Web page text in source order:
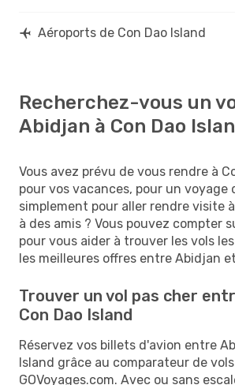
Aéroports de Con Dao Island
Recherchez-vous un
Abidjan à Con Dao
Vous avez prévu de vous rendre à
pour vos vacances, pour un voyage
simplement pour aller rendre visite
à des amis ? Vous pouvez compter
pour vous aider à trouver les vols
les meilleures offres entre Abidjan
Trouver un vol pas cher
Con Dao Island
Réservez vos billets d'avion entre
Island grâce au comparateur de vols
GOVoyages.com. Avec ou sans